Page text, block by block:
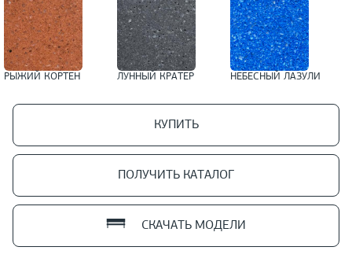
РЫЖИЙ КОРТЕН ЛУННЫЙ КРАТЕР НЕБЕСНЫЙ ЛАЗУЛИ
КУПИТЬ
ПОЛУЧИТЬ КАТАЛОГ
СКАЧАТЬ МОДЕЛИ